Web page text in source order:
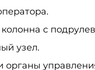
колонна с
узел.
органы